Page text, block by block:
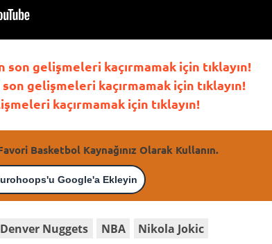
gelişmeleri kaçırmamak için tıklayın!
gelişmeleri kaçırmamak için tıklayın!
kaçırmamak için tıklayın!
Basketbol Kaynağınız Olarak Kullanın.
Google'a Ekleyin
Denver Nuggets NBA Nikola Jokic